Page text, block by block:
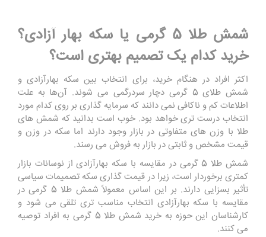
شمش طلا 5 گرمی یا سکه بهار آزادی؟
خرید کدام یک تصمیم بهتری است؟
اکثر افراد در هنگام خرید، برای انتخاب بین سکه بهارآزادی و
شمش طلای 5 گرمی دچار سردرگمی می ‌شوند. آن‌ها به علت
اطلاعات کم و ناکافی نمی ‌دانند که سرمایه‌ گذاری بر روی کدام مورد
انتخاب درست ‌تری خواهد بود. خوب است بدانید که شمش ‌های
طلا با وزن‌ های متفاوتی در بازار وجود دارند اما سکه در وزن و
قیمت مشخص و ثابتی در بازار به فروش می ‌رسند.
شمش طلا 5 گرمی در مقایسه با سکه بهارآزادی از نوسانات بازار
کمتری برخوردار است، زیرا در قیمت‌ گذاری سکه تصمیمات سیاسی
تأثیر بسزایی دارند. بر این ‌اساس معمولاً شمش طلا 5 گرمی در
مقایسه با سکه بهارآزادی انتخاب مناسب‌ تری تلقی می ‌شود و
کارشناسان این حوزه به خرید شمش طلا 5 گرمی به افراد توصیه
می ‌کنند.